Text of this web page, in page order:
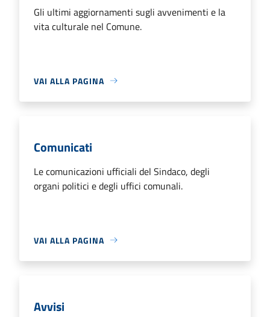
Gli ultimi aggiornamenti sugli avvenimenti e la
vita culturale nel Comune.
VAI ALLA PAGINA
Comunicati
Le comunicazioni ufficiali del Sindaco, degli
organi politici e degli uffici comunali.
VAI ALLA PAGINA
Avvisi